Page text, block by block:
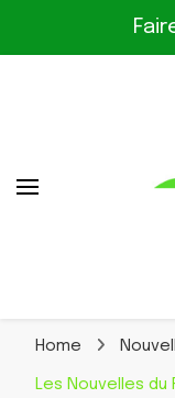
Le
Home
Les Nouvelles du